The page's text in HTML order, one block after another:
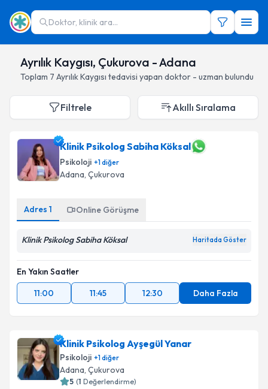
Doktor, klinik ara...
Ayrılık Kaygısı, Çukurova - Adana
Toplam 7 Ayrılık Kaygısı tedavisi yapan doktor - uzman bulundu
Filtrele Akıllı Sıralama
Klinik Psikolog Sabiha Köksal
Psikoloji +1diğer
Adana, Çukurova
Adres 1 Online Görüşme
Klinik Psikolog Sabiha Köksal Haritada Göster
En Yakın Saatler
11:00
11:45 12:30 Daha Fazla
Klinik Psikolog Ayşegül Yanar
Psikoloji +1diğer
Adana, Çukurova
5 (1 Değerlendirme)